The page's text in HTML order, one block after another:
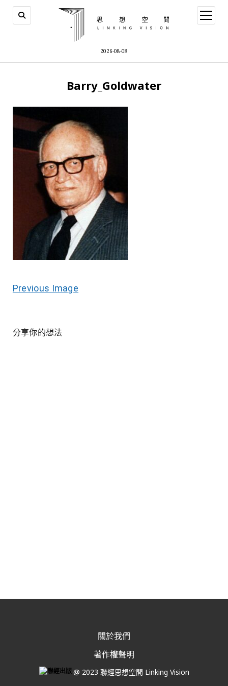
2026-08-08
open
menu
Barry_Goldwater
Previous Image
分享你的想法
關於我們
著作權聲明
@ 2023 聯經思想空間 Linking Vision